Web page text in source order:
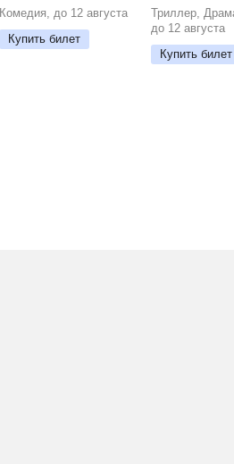
Комедия, до 12 августа
Купить билет
Триллер,
до 12 августа
Купить билет